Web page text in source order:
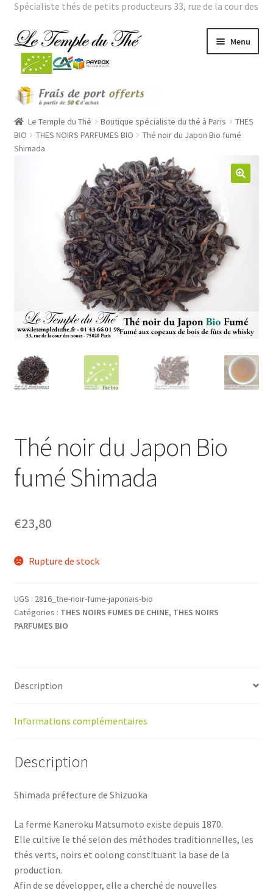
Spécialiste thés de petits producteurs 33, rue de la cour des
Aller
à
Aller
au
contenu
Menu
THES BIO
menu
enfant
THES VERTS GRANDES ORIGINES
Ouvrir
le
enfant
THES PARFUMES
le
menu
Ouvrir
Le Temple du Thé Boutique spécialiste du thé à Paris
THES
BIO
THES NOIRS PARFUMES BIO
Thé noir du Japon Bio fumé
Shimada
Thé noir du Japon Bio
fumé Shimada
€23,80
Rupture de stock
UGS : 2816_the-noir-fume-japonais-bio
Catégories : THES NOIRS FUMES DE CHINE, THES NOIRS
PARFUMES BIO
Description
Informations complémentaires
Description
Shimada préfecture de Shizuoka
La ferme Kaneroku Matsumoto existe depuis 1870.
Elle cultive le thé selon des méthodes traditionnelles, les
thés verts, noirs et oolong constituant la base de la
production.
Afin de se développer, elle a cherché de nouvelles